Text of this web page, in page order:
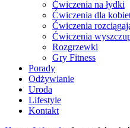
Ćwiczenia na łydki
Ćwiczenia dla
Ćwiczenia
Ćwiczenia
Rozgrzewki
Gry Fitness
Porady
Odżywianie
Uroda
Lifestyle
Kontakt